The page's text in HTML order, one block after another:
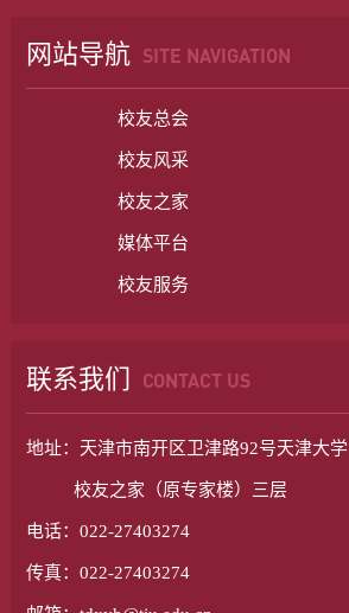
网站导航 SITE NAVIGATION
校友总会
校友风采
校友之家
媒体平台
校友服务
联系我们 CONTACT US
地址：天津市南开区卫津路92号天津大学
校友之家（原专家楼）三层
电话：022-27403274
传真：022-27403274